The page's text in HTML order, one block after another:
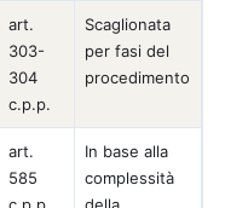
art.
303-
304
c.p.p.
Scaglionata
per fasi del
procedimento
art.
585
In base alla
complessità